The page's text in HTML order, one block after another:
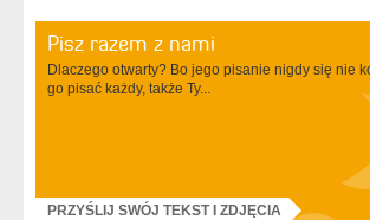
Pisz razem z nami
Dlaczego otwarty? Bo jego pisanie nigdy się nie
go pisać każdy, także Ty...
PRZYŚLIJ SWÓJ TEKST I ZDJĘCIA